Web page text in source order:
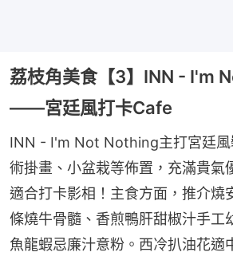
荔枝角美食【3】INN - I'm
——宮廷風打卡Cafe
INN - I'm Not Nothing主打宮廷風
術掛畫、小盆栽等佈置，充滿貴氣
適合打卡影相！主食方面，推介燒
條燒牛骨髓、香煎鴨肝甜椒汁手工
魚龍蝦忌廉汁意粉。西冷扒油花適